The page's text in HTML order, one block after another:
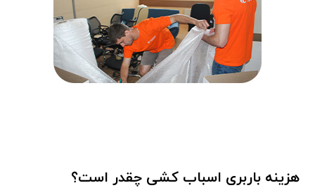
هزینه باربری اسباب کشی چقدر است؟